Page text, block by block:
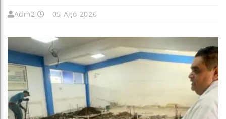
Adm2 05 Ago 2026